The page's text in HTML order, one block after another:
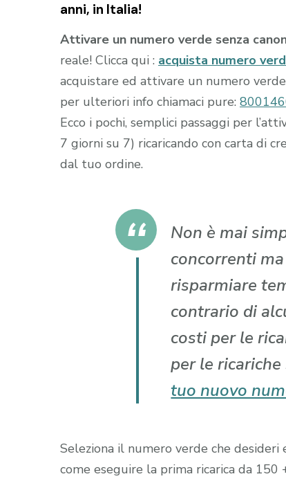
anni, in Italia!
Attivare un numero verde senza
reale! Clicca qui : acquista numero
acquistare ed attivare un numero
per ulteriori info chiamaci pure:
Ecco i pochi, semplici passaggi per
7 giorni su 7) ricaricando con carta di
dal tuo ordine.
Non è mai
concorrenti
risparmiare
contrario di
costi per le
per le
tuo nuovo
Seleziona il numero verde che
come eseguire la prima ricarica da